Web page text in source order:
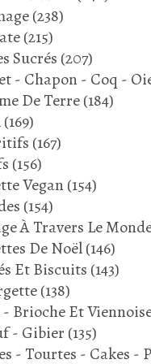
RECETTE
DE
SEPTEMBRE
CUISSE DE
(238)
(215)
Sucrés (207)
- Chapon - Coq -
De Terre(184)
(169)
(167)
(156)
Vegan (154)
(154)
À Travers Le
De Noël(146)
Et Biscuits (143)
(138)
Brioche Et
- Gibier (135)
- Tourtes - Cakes -